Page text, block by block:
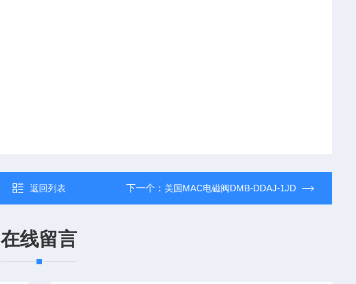
返回列表 下一个： 美国MAC电磁阀DMB-DDAJ-1JD
在线留言